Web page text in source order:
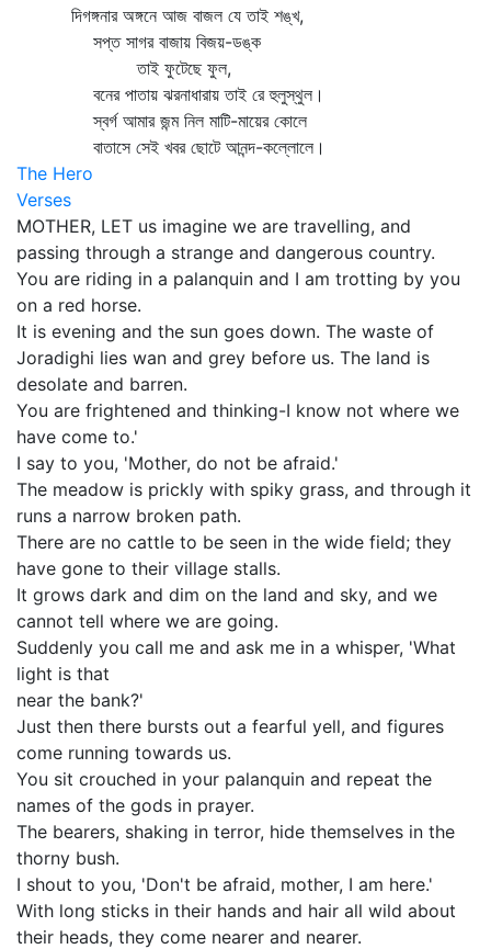
দিগঙ্গনার অঙ্গনে আজ বাজল যে তাই শঙ্খ,
সপ্ত সাগর বাজায় বিজয়-ডঙ্ক
তাই ফুটেছে ফুল,
বনের পাতায় ঝরনাধারায় তাই রে হুলুস্থুল।
স্বর্গ আমার জন্ম নিল মাটি-মায়ের কোলে
বাতাসে সেই খবর ছোটে আনন্দ-কল্লোলে।
The Hero
Verses
MOTHER, LET us imagine we are travelling, and
passing through a strange and dangerous country.
You are riding in a palanquin and I am trotting by you
on a red horse.
It is evening and the sun goes down. The waste of
Joradighi lies wan and grey before us. The land is
desolate and barren.
You are frightened and thinking-I know not where we
have come to.'
I say to you, 'Mother, do not be afraid.'
The meadow is prickly with spiky grass, and through it
runs a narrow broken path.
There are no cattle to be seen in the wide field; they
have gone to their village stalls.
It grows dark and dim on the land and sky, and we
cannot tell where we are going.
Suddenly you call me and ask me in a whisper, 'What
light is that
near the bank?'
Just then there bursts out a fearful yell, and figures
come running towards us.
You sit crouched in your palanquin and repeat the
names of the gods in prayer.
The bearers, shaking in terror, hide themselves in the
thorny bush.
I shout to you, 'Don't be afraid, mother, I am here.'
With long sticks in their hands and hair all wild about
their heads, they come nearer and nearer.